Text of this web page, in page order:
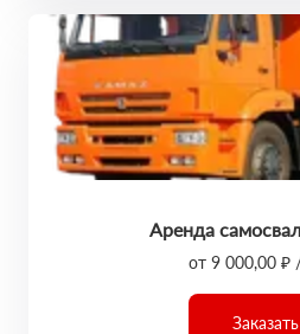
Аренда
от 9 000,00 ₽
Заказать